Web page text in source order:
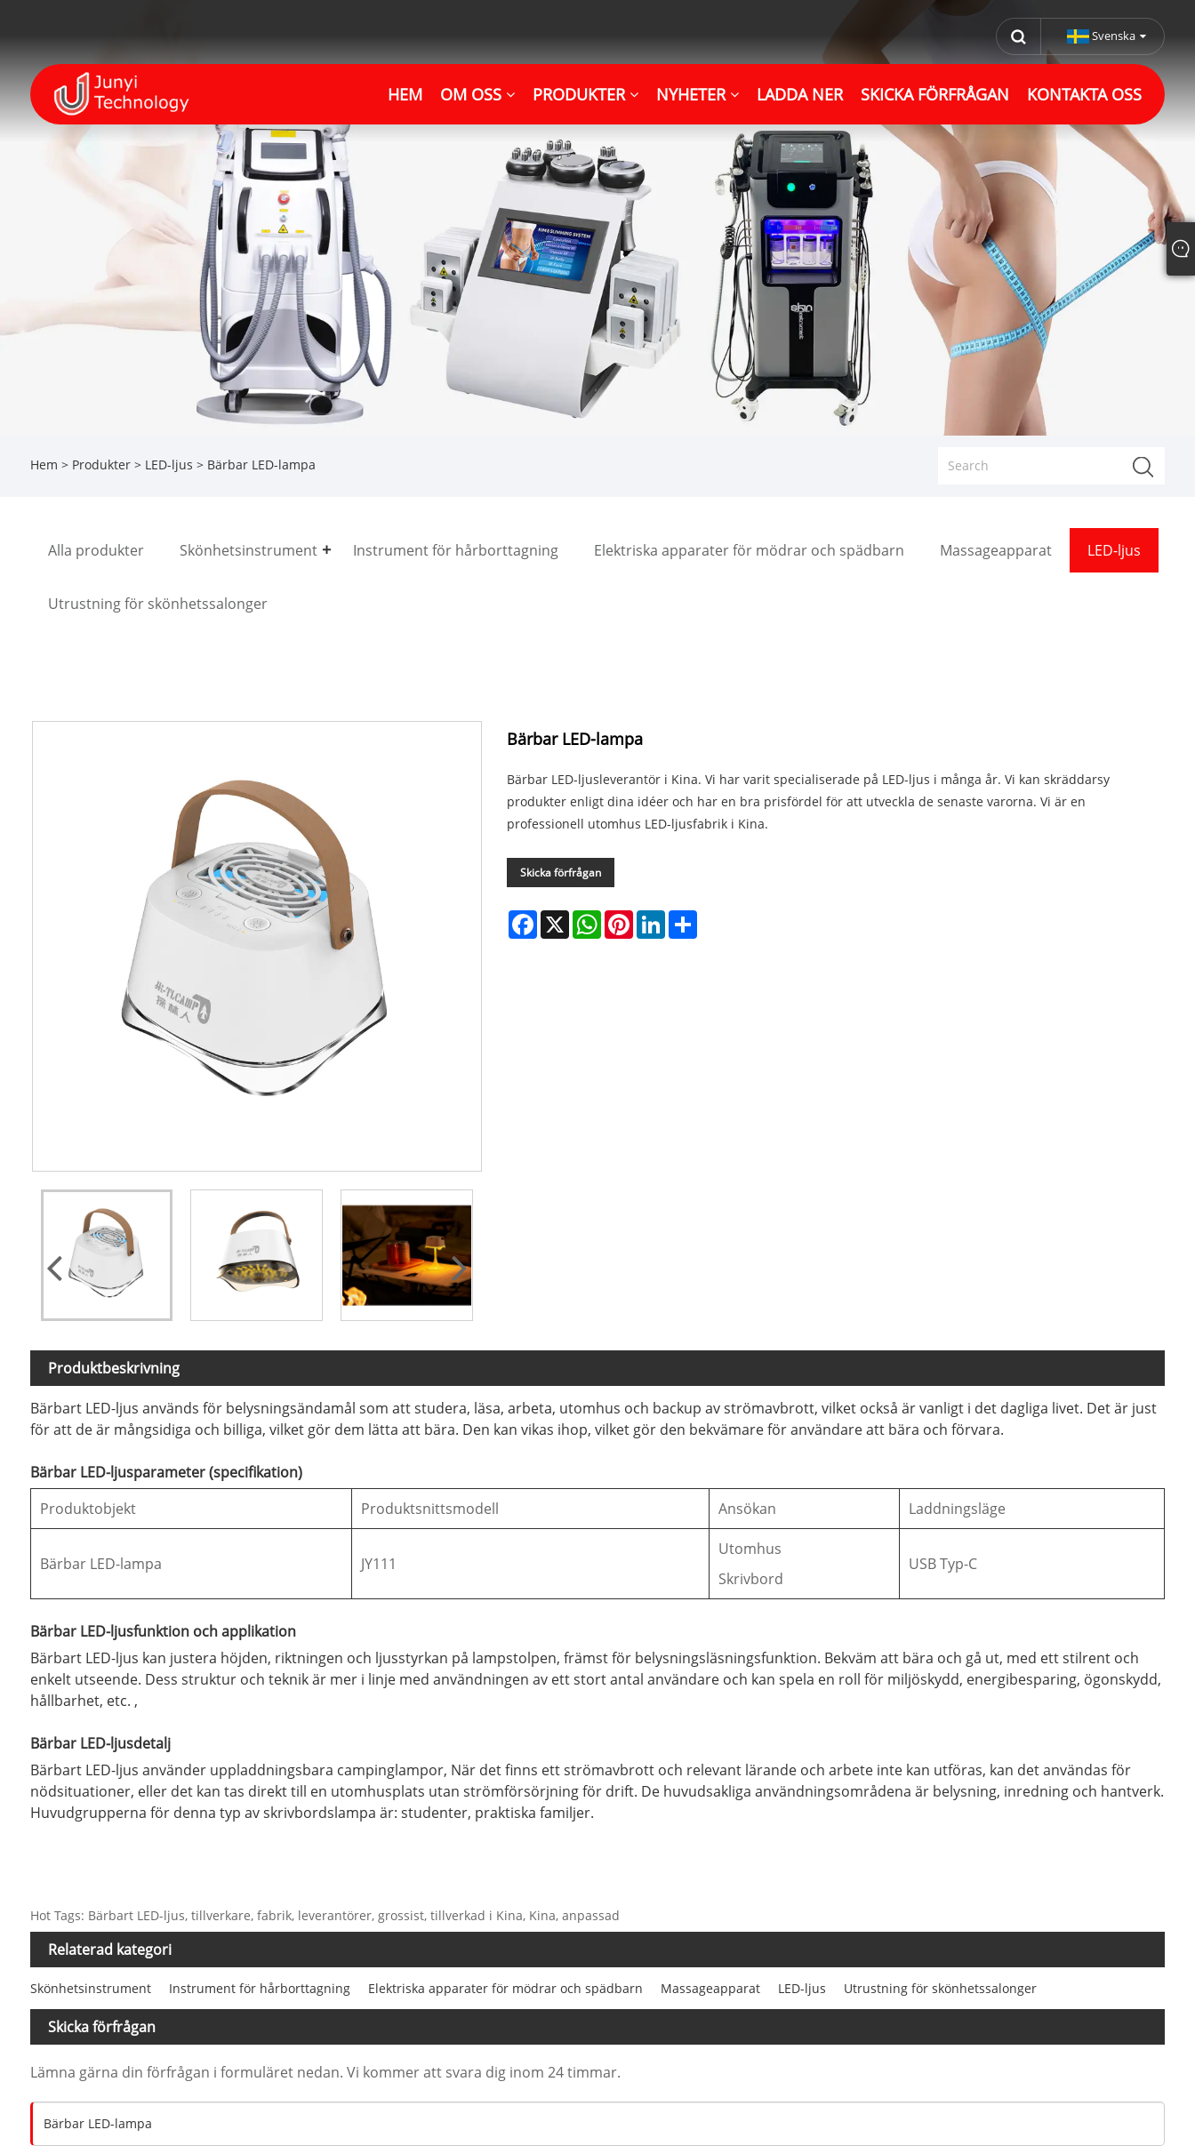
Svenska
HEM OM OSS PRODUKTER NYHETER LADDA NER SKICKA FÖRFRÅGAN KONTAKTA OSS
Hem > Produkter> LED-ljus > Bärbar LED-lampa
Alla produkter Skönhetsinstrument Instrument för hårborttagning Elektriska apparater för mödrar och spädbarn Massageapparat LED-ljus
Utrustning för skönhetssalonger
Bärbar LED-lampa
Bärbar LED-ljusleverantör i Kina. Vi har varit specialiserade på LED-ljus i många år. Vi kan skräddarsy
produkter enligt dina idéer och har en bra prisfördel för att utveckla de senaste varorna. Vi är en
professionell utomhus LED-ljusfabrik i Kina.
Skicka förfrågan
Facebook
X WhatsAppPinterestLinkedInShare
Produktbeskrivning
Bärbart LED-ljus används för belysningsändamål som att studera, läsa, arbeta, utomhus och backup av strömavbrott, vilket också är vanligt i det dagliga livet. Det är just
för att de är mångsidiga och billiga, vilket gör dem lätta att bära. Den kan vikas ihop, vilket gör den bekvämare för användare att bära och förvara.
Bärbar LED-ljusparameter (specifikation)
Produktobjekt
Produktsnittsmodell Ansökan Laddningsläge
Bärbar LED-lampa JY111
Utomhus
Skrivbord
USB Typ-C
Bärbar LED-ljusfunktion och applikation
Bärbart LED-ljus kan justera höjden, riktningen och ljusstyrkan på lampstolpen, främst för belysningsläsningsfunktion. Bekväm att bära och gå ut, med ett stilrent och
enkelt utseende. Dess struktur och teknik är mer i linje med användningen av ett stort antal användare och kan spela en roll för miljöskydd, energibesparing, ögonskydd,
hållbarhet, etc. ,
Bärbar LED-ljusdetalj
Bärbart LED-ljus använder uppladdningsbara campinglampor, När det finns ett strömavbrott och relevant lärande och arbete inte kan utföras, kan det användas för
nödsituationer, eller det kan tas direkt till en utomhusplats utan strömförsörjning för drift. De huvudsakliga användningsområdena är belysning, inredning och hantverk.
Huvudgrupperna för denna typ av skrivbordslampa är: studenter, praktiska familjer.
Hot Tags: Bärbart LED-ljus, tillverkare, fabrik, leverantörer, grossist, tillverkad i Kina, Kina, anpassad
Relaterad kategori
Skönhetsinstrument Instrument för hårborttagning Elektriska apparater för mödrar och spädbarn Massageapparat LED-ljus Utrustning för skönhetssalonger
Skicka förfrågan
Lämna gärna din förfrågan i formuläret nedan. Vi kommer att svara dig inom 24 timmar.